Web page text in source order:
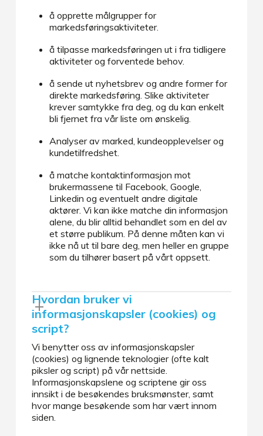
å opprette målgrupper for
markedsføringsaktiviteter.
å tilpasse markedsføringen ut i fra tidligere
aktiviteter og forventede behov.
å sende ut nyhetsbrev og andre former for
direkte markedsføring. Slike aktiviteter
krever samtykke fra deg, og du kan enkelt
bli fjernet fra vår liste om ønskelig.
Analyser av marked, kundeopplevelser og
kundetilfredshet.
å matche kontaktinformasjon mot
brukermassene til Facebook, Google,
Linkedin og eventuelt andre digitale
aktører. Vi kan ikke matche din informasjon
alene, du blir alltid behandlet som en del av
et større publikum. På denne måten kan vi
ikke nå ut til bare deg, men heller en gruppe
som du tilhører basert på vårt oppsett.
Hvordan bruker vi
informasjonskapsler (cookies) og
script?
Vi benytter oss av informasjonskapsler
(cookies) og lignende teknologier (ofte kalt
piksler og script) på vår nettside.
Informasjonskapslene og scriptene gir oss
innsikt i de besøkendes bruksmønster, samt
hvor mange besøkende som har vært innom
siden.